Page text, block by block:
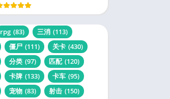
rpg (83) 三消 (113)
僵尸 (111) 关卡 (430)
分类 (97) 匹配 (120)
卡牌 (133) 卡车 (95)
宠物 (83) 射击 (150)